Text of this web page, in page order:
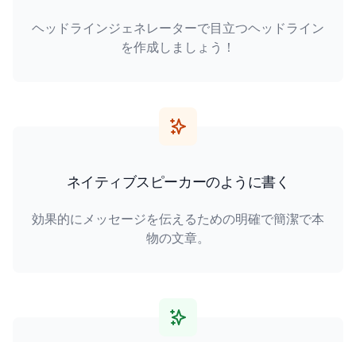
ヘッドラインジェネレーターで目立つヘッドライン
を作成しましょう！
ネイティブスピーカーのように書く
効果的にメッセージを伝えるための明確で簡潔で本
物の文章。